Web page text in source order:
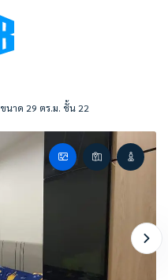
ขนาด 29 ตร.ม. ชั้น 22